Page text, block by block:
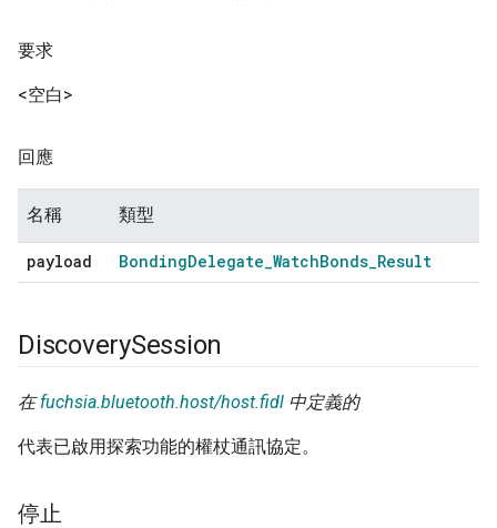
要求
<空白>
回應
名稱 類型
payload BondingDelegate_WatchBonds_Result
DiscoverySession
在fuchsia.bluetooth.host/host.fidl 中定義的
代表已啟用探索功能的權杖通訊協定。
停止